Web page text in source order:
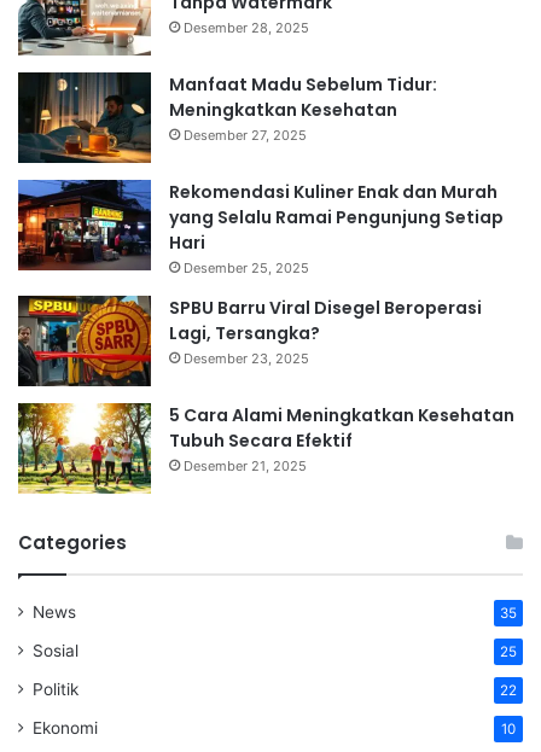
Desember 28, 2025
Manfaat Madu Sebelum Tidur:
Meningkatkan Kesehatan
Desember 27, 2025
Rekomendasi Kuliner Enak dan Murah
yang Selalu Ramai Pengunjung Setiap
Hari
Desember 25, 2025
SPBU Barru Viral Disegel Beroperasi
Lagi, Tersangka?
Desember 23, 2025
5 Cara Alami Meningkatkan Kesehatan
Tubuh Secara Efektif
Desember 21, 2025
Categories
News 35
Sosial 25
Politik 22
Ekonomi 10